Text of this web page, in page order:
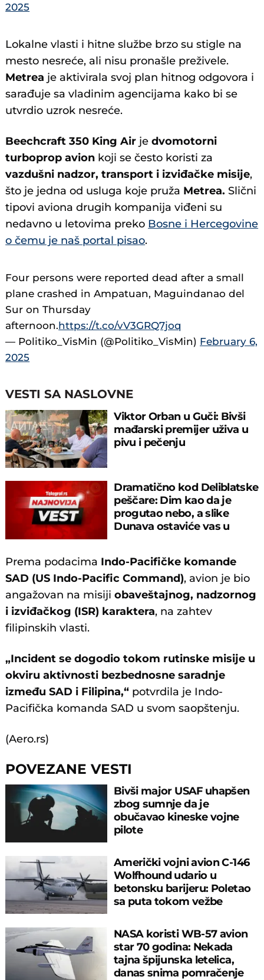
2025
Lokalne vlasti i hitne službe brzo su stigle na
mesto nesreće, ali nisu pronašle preživele.
Metrea je aktivirala svoj plan hitnog odgovora i
sarađuje sa vladinim agencijama kako bi se
utvrdio uzrok nesreće.
Beechcraft 350 King Air jedvomotorni
turboprop avion koji se često koristi za
vazdušni nadzor, transport i izviđačke misije,
što je jedna od usluga koje pruža Metrea.Slični
tipovi aviona drugih kompanija viđeni su
nedavno u letovima preko Bosne i Hercegovine
o čemu je naš portal pisao.
Four persons were reported dead after a small
plane crashed in Ampatuan, Maguindanao del
Sur on Thursday
afternoon.https://t.co/vV3GRQ7joq
— Politiko_VisMin (@Politiko_VisMin) February 6,
2025
VESTI SA NASLOVNE
Viktor Orban u Guči: Bivši
mađarski premijer uživa u
pivu i pečenju
Dramatično kod Deliblatske
peščare: Dim kao da je
progutao nebo, a slike
Dunava ostaviće vas u
Prema podacima Indo-Pacifičke komande
SAD (US Indo-Pacific Command), avion je bio
angažovan na misijiobaveštajnog, nadzornog
i izviđačkog (ISR) karaktera, na zahtev
filipinskih vlasti.
„Incident se dogodio tokom rutinske misije u
okviru aktivnosti bezbednosne saradnje
između SAD i Filipina,“ potvrdila je Indo-
Pacifička komanda SAD u svom saopštenju.
(Aero.rs)
POVEZANE VESTI
Bivši major USAF uhapšen
zbog sumnje da je
obučavao kineske vojne
pilote
Američki vojni avion C-146
Wolfhound udario u
betonsku barijeru: Poletao
sa puta tokom vežbe
NASA koristi WB-57 avion
star 70 godina: Nekada
tajna špijunska letelica,
danas snima pomračenje